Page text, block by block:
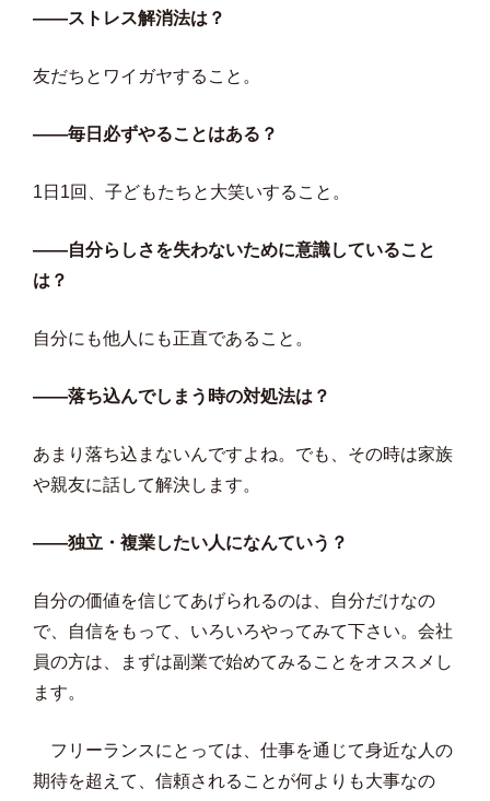
――ストレス解消法は？
友だちとワイガヤすること。
――毎日必ずやることはある？
1日1回、子どもたちと大笑いすること。
――自分らしさを失わないために意識していること
は？
自分にも他人にも正直であること。
――落ち込んでしまう時の対処法は？
あまり落ち込まないんですよね。でも、その時は家族
や親友に話して解決します。
――独立・複業したい人になんていう？
自分の価値を信じてあげられるのは、自分だけなの
で、自信をもって、いろいろやってみて下さい。会社
員の方は、まずは副業で始めてみることをオススメし
ます。
フリーランスにとっては、仕事を通じて身近な人の
期待を超えて、信頼されることが何よりも大事なの